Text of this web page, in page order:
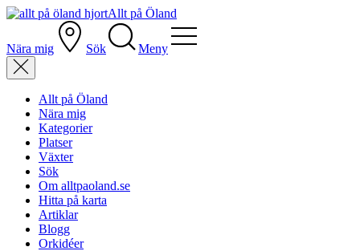
Allt på Öland
Nära mig Sök Meny
Allt på Öland
Nära mig
Kategorier
Platser
Växter
Sök
Om alltpaoland.se
Hitta på karta
Artiklar
Blogg
Orkidéer